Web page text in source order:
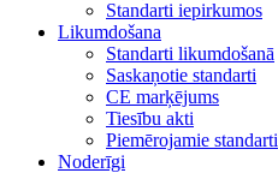
Standarti iepirkumos
Likumdošana
Standarti likumdošanā
Saskaņotie standarti
CE marķējums
Tiesību akti
Piemērojamie standarti
Noderīgi